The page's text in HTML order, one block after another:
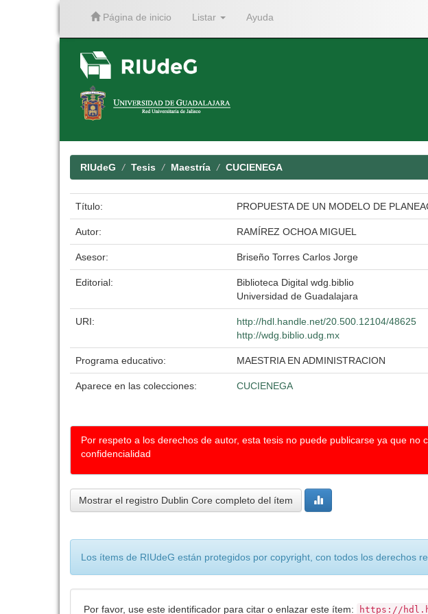
Página de inicio Listar Ayuda
RIUdeG Tesis Maestría CUCIENEGA
Título: PROPUESTA DE UN MODELO DE
Autor: RAMÍREZ OCHOA MIGUEL
Asesor: Briseño Torres Carlos Jorge
Editorial:
Biblioteca Digital wdg.biblio
Universidad de Guadalajara
URI:
http://hdl.handle.net/20.500.12104/48625
http://wdg.biblio.udg.mx
Programa educativo: MAESTRIA EN ADMINISTRACION
Aparece en las colecciones: CUCIENEGA
Por respeto a los derechos de autor, esta tesis no puede publicarse ya que
confidencialidad
Mostrar el registro Dublin Core completo del ítem
Los ítems de RIUdeG están protegidos por copyright, con todos los derechos
Por favor, use este identificador para citar o enlazar este ítem: https://